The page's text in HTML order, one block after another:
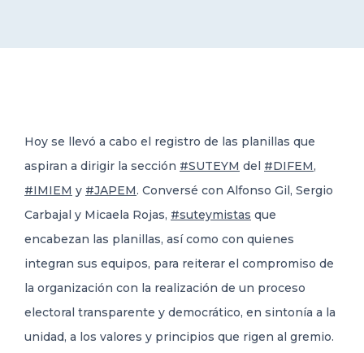
Hoy se llevó a cabo el registro de las planillas que
aspiran a dirigir la sección #SUTEYM del #DIFEM,
#IMIEM y #JAPEM. Conversé con Alfonso Gil, Sergio
Carbajal y Micaela Rojas, #suteymistas que
encabezan las planillas, así como con quienes
integran sus equipos, para reiterar el compromiso de
la organización con la realización de un proceso
electoral transparente y democrático, en sintonía a la
unidad, a los valores y principios que rigen al gremio.